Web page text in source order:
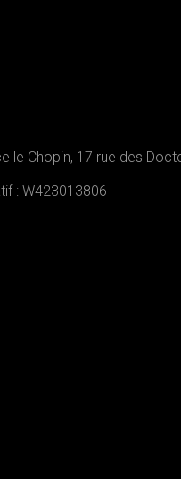
le Chopin, 17 rue des
: W423013806